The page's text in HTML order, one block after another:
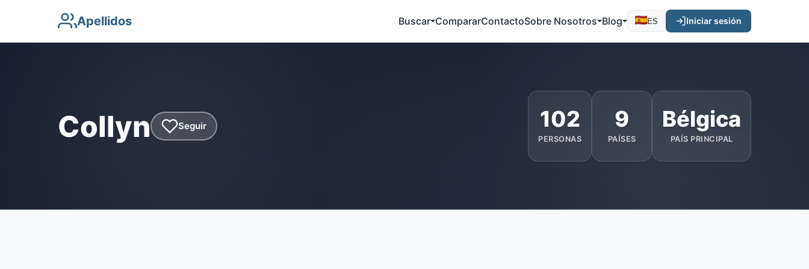
Apellidos Buscar CompararContactoSobre Nosotros Blog ES Iniciar sesión
Collyn Seguir 102
PERSONAS
9
PAÍSES
Bélgica
PAÍS PRINCIPAL